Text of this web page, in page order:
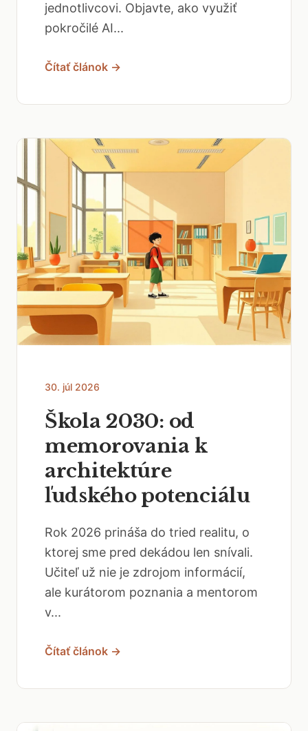
jednotlivcovi. Objavte, ako využiť
pokročilé AI...
Čítať článok →
30. júl 2026
Škola 2030: od
memorovania k
architektúre
ľudského potenciálu
Rok 2026 prináša do tried realitu, o
ktorej sme pred dekádou len snívali.
Učiteľ už nie je zdrojom informácií,
ale kurátorom poznania a mentorom
v...
Čítať článok →